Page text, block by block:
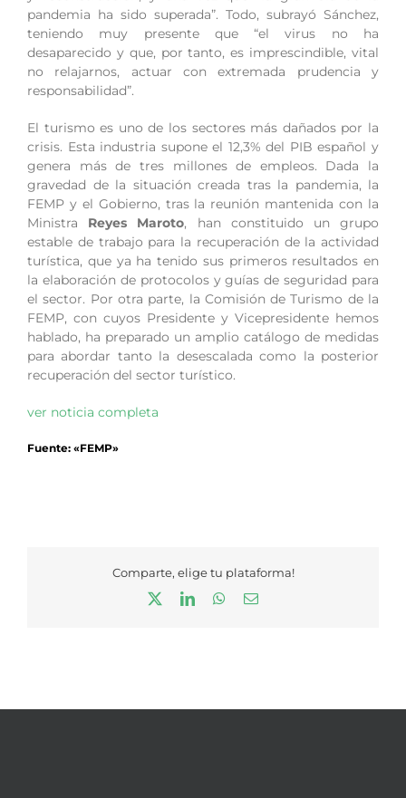
pandemia ha sido superada”. Todo, subrayó Sánchez,
teniendo muy presente que “el virus no ha
desaparecido y que, por tanto, es imprescindible, vital
no relajarnos, actuar con extremada prudencia y
responsabilidad”.
El turismo es uno de los sectores más dañados por la
crisis. Esta industria supone el 12,3% del PIB español y
genera más de tres millones de empleos. Dada la
gravedad de la situación creada tras la pandemia, la
FEMP y el Gobierno, tras la reunión mantenida con la
Ministra Reyes Maroto, han constituido un grupo
estable de trabajo para la recuperación de la actividad
turística, que ya ha tenido sus primeros resultados en
la elaboración de protocolos y guías de seguridad para
el sector. Por otra parte, la Comisión de Turismo de la
FEMP, con cuyos Presidente y Vicepresidente hemos
hablado, ha preparado un amplio catálogo de medidas
para abordar tanto la desescalada como la posterior
recuperación del sector turístico.
ver noticia completa
Fuente: «FEMP»
Comparte, elige tu plataforma!
LinkedInWhatsApp
Correo